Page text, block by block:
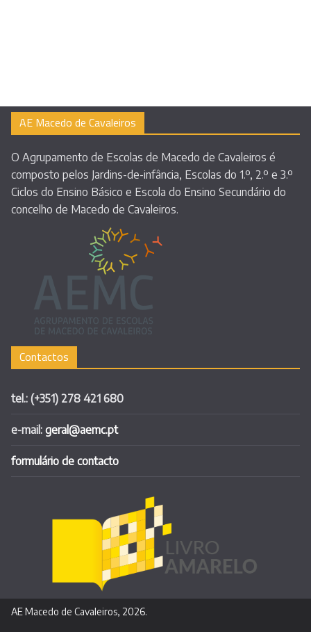
AE Macedo de Cavaleiros
O Agrupamento de Escolas de Macedo de Cavaleiros é
composto pelos Jardins-de-infância, Escolas do 1.º, 2.º e 3.º
Ciclos do Ensino Básico e Escola do Ensino Secundário do
concelho de Macedo de Cavaleiros.
Contactos
tel.: (+351) 278 421 680
e-mail: geral@aemc.pt
formulário de contacto
AE Macedo de Cavaleiros, 2026.